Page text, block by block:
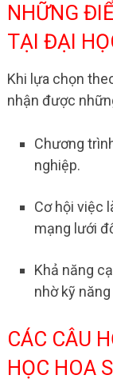
NHỮNG
TẠI ĐẠI
Khi lựa chọn
nhận được
Chương
nghiệp.
Cơ hội việc
mạng lưới
Khả năng
nhờ kỹ
CÁC CÂU
HỌC HOA